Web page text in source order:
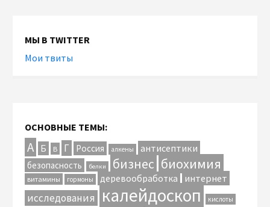
МЫ В TWITTER
Мои твиты
ОСНОВНЫЕ ТЕМЫ:
А Б В Г Россия алкены антисептики
безопасность белки бизнес биохимия
витамины гормоны деревообработка интернет
исследования калейдоскоп кислоты